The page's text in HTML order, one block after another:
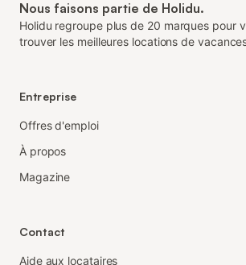
Nous faisons partie de Holidu.
Holidu regroupe plus de 20 marques pour
trouver les meilleures locations de
Entreprise
Offres d'emploi
À propos
Magazine
Contact
Aide aux locataires